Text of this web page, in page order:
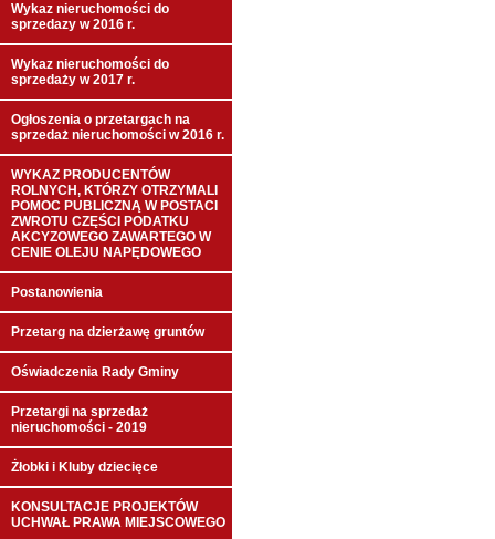
Wykaz nieruchomości do
sprzedazy w 2016 r.
Wykaz nieruchomości do
sprzedaży w 2017 r.
Ogłoszenia o przetargach na
sprzedaż nieruchomości w 2016 r.
WYKAZ PRODUCENTÓW
ROLNYCH, KTÓRZY OTRZYMALI
POMOC PUBLICZNĄ W POSTACI
ZWROTU CZĘŚCI PODATKU
AKCYZOWEGO ZAWARTEGO W
CENIE OLEJU NAPĘDOWEGO
Postanowienia
Przetarg na dzierżawę gruntów
Oświadczenia Rady Gminy
Przetargi na sprzedaż
nieruchomości - 2019
Żłobki i Kluby dziecięce
KONSULTACJE PROJEKTÓW
UCHWAŁ PRAWA MIEJSCOWEGO